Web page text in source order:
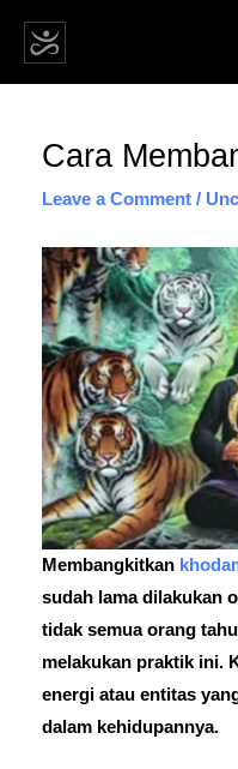
Cara
Leave a Comment /
Membangkitkan
sudah lama dilakukan
tidak semua orang
melakukan praktik ini.
energi atau entitas
dalam kehidupannya.
navigation